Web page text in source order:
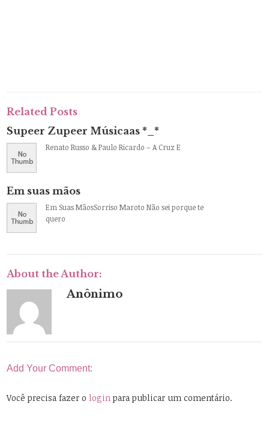
Related Posts
Supeer Zupeer Músicaas *_*
Renato Russo & Paulo Ricardo – A Cruz E
Em suas mãos
Em Suas MãosSorriso Maroto Não sei porque te
quero
About the Author:
Anônimo
Add Your Comment:
Você precisa fazer ologin para publicar um comentário.